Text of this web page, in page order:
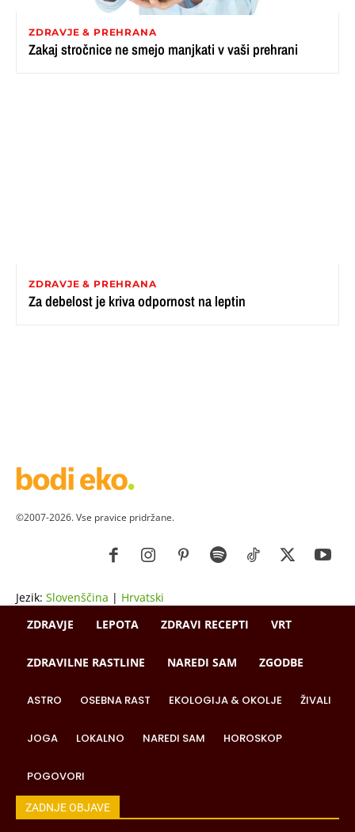
ZDRAVJE & PREHRANA
Zakaj stročnice ne smejo manjkati v vaši prehrani
ZDRAVJE & PREHRANA
Za debelost je kriva odpornost na leptin
©2007-2026. Vse pravice pridržane.
Jezik: Slovenščina | Hrvatski
ZDRAVJE
LEPOTA ZDRAVI RECEPTI VRT
ZDRAVILNE RASTLINE NAREDI SAM ZGODBE
ASTRO OSEBNA RAST EKOLOGIJA & OKOLJE ŽIVALI
JOGA LOKALNO NAREDI SAM HOROSKOP
POGOVORI
ZADNJE OBJAVE